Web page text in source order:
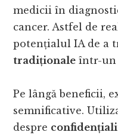
medicii în
cancer. Astfel de
potențialul IA de a
tradiționale într-un
Pe lângă beneficii,
semnificative.
despre